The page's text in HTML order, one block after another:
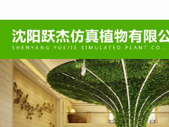
首页 产品展示 新闻资讯 成功案例 关于跃杰